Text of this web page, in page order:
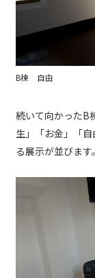
B棟 自由
続いて向かったB
生」「お金」「
る展示が並びます。